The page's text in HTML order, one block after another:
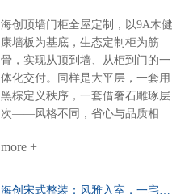
放：去掉边界，拉近距离光线、空
气、家人，自由流动。做饭不孤
单，等饭不无聊。屏风+弧形奢石
用餐区温柔升维半掩餐边柜，若隐
若现；奢石墙面柔光一打，吃饭像
在美术馆。电器内嵌，一门到顶：
高柜，表面干净，内里强大。大
海创顶墙门柜全屋定制，以9A木健
康墙板为基底，生态定制柜为筋
骨，实现从顶到墙、从柜到门的一
体化交付。同样是大平层，一套用
黑棕定义秩序，一套借奢石雕琢层
次——风格不同，省心与品质相
宅】客餐厅一体化：黑棕大面积铺
柜隐形收纳，开阔无界双儿童房：
more +